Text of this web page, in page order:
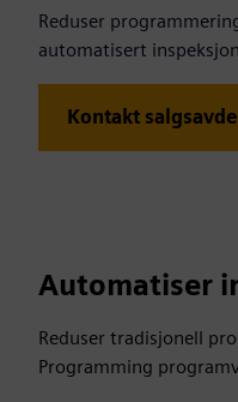
Reduser
automatisert
Kontakt
Automatiser
Reduser tradisjonell
Programming